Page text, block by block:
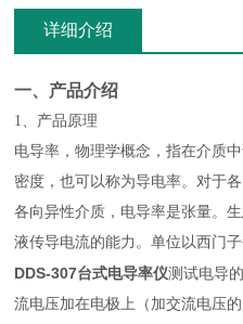
详细介绍
一、产品介绍
1、产品原理
电导率，物理学概念，指在介质
密度，也可以称为导电率。对于
各向异性介质，电导率是张量。
液传导电流的能力。单位以西门
DDS-307台式电导率仪测试电导
流电压加在电极上（加交流电压